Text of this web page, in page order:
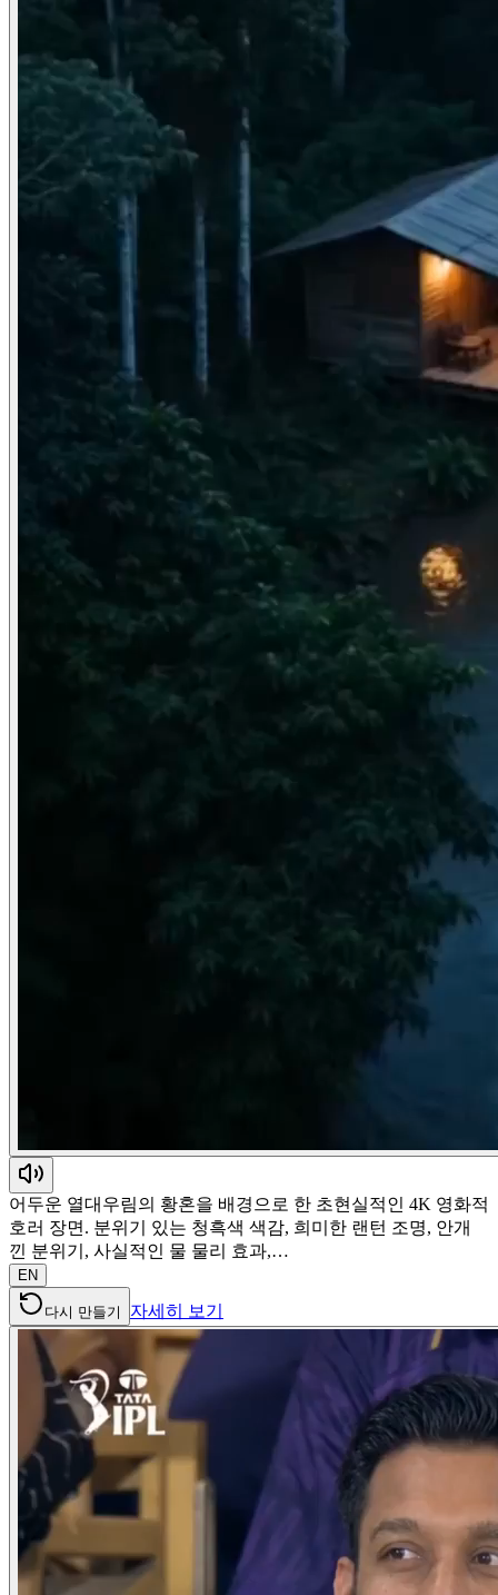
어두운 열대우림의 황혼을 배경으로 한 초현실적인 4K 영화적
호러 장면. 분위기 있는 청흑색 색감, 희미한 랜턴 조명, 안개
낀 분위기, 사실적인 물 물리 효과,…
EN
다시 만들기 자세히 보기